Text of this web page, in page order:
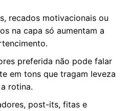
recados motivacionais ou
na capa só aumentam a
preferida não pode falar
em tons que tragam leveza
rotina.
post-its, fitas e